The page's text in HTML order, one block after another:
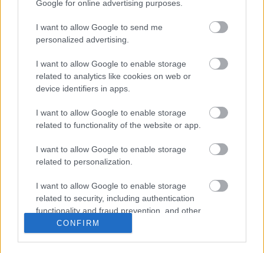
Google for online advertising purposes.
I want to allow Google to send me
personalized advertising.
I want to allow Google to enable storage
related to analytics like cookies on web or
device identifiers in apps.
I want to allow Google to enable storage
related to functionality of the website or app.
I want to allow Google to enable storage
related to personalization.
I want to allow Google to enable storage
related to security, including authentication
functionality and fraud prevention, and other
user protection.
CONFIRM
LEGOLVASOTTABB
Pakson
Parfümöt és élelmiszert rejtett a
táskájába két lány Szekszárdon
Több mint 40 helyszínen dolgozik
fennakadás nélkül a Híd-csoport